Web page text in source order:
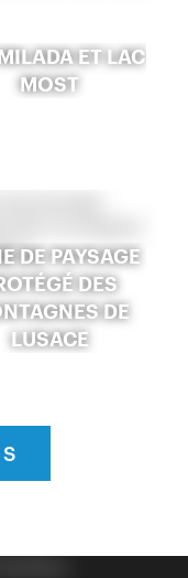
ET LAC
MOST
DE PAYSAGE
DES
DE
LUSACE